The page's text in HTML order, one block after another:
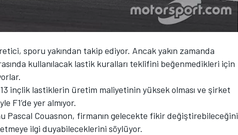
sporu yakından takip ediyor. Ancak yakın zamanda
kullanılacak lastik kuralları teklifini beğenmedikleri için
inçlik lastiklerin üretim maliyetinin yüksek olması ve şirket
F1’de yer almıyor.
Pascal Couasnon, firmanın gelecekte fikir değiştirebileceğini
ilgi duyabileceklerini söylüyor.